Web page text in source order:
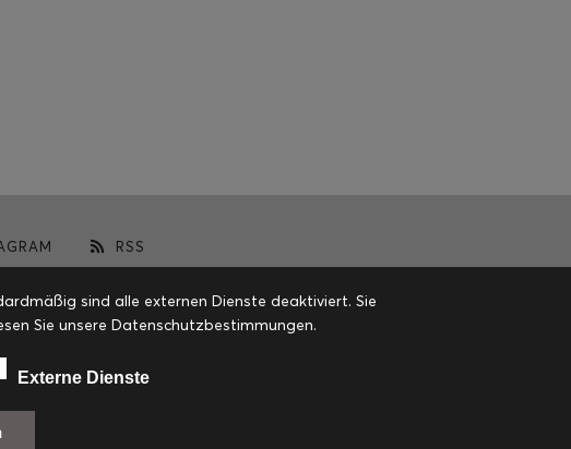
RSS
sind alle externen Dienste deaktiviert. Sie
Sie unsere Datenschutzbestimmungen.
Externe Dienste